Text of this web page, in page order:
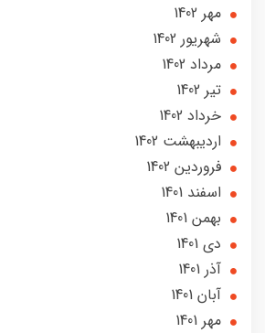
مهر 1402
شهریور 1402
مرداد 1402
تير 1402
خرداد 1402
ارديبهشت 1402
فروردین 1402
اسفند 1401
بهمن 1401
دی 1401
آذر 1401
آبان 1401
مهر 1401